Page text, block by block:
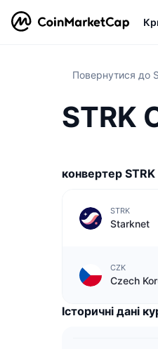
Повернутися до
STRK
конвертер STRK
STRK
Starknet
CZK
Czech
Історичні дані